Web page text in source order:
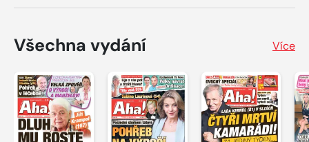
Všechna vydání Více